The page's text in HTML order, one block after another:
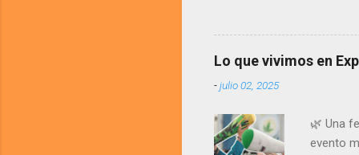
CBD .
global
Lo que vivimos en
-julio 02, 2025
🌿 Una
evento